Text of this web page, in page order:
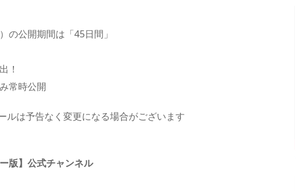
の公開期間は「45日間」
！
常時公開
ルは予告なく変更になる場合がございます
版】公式チャンネル